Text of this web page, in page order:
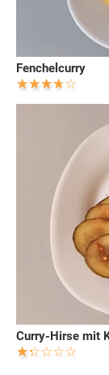
Fenchelcurry
Curry-Hirse mit